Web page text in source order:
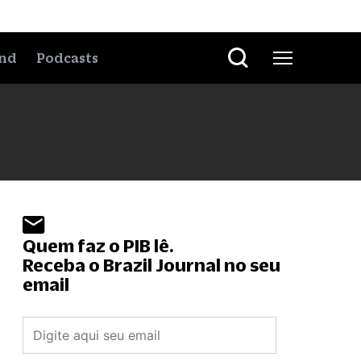
Podcasts
Quem faz o PIB lê.
Receba o Brazil Journal no seu
email